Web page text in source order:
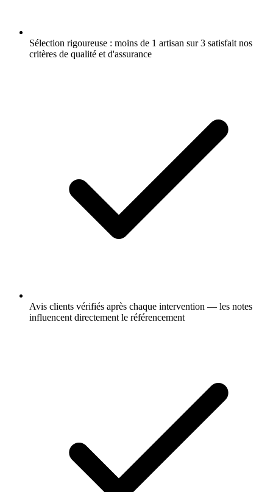
Sélection rigoureuse : moins de 1 artisan sur 3 satisfait nos
critères de qualité et d'assurance
Avis clients vérifiés après chaque intervention — les notes
influencent directement le référencement